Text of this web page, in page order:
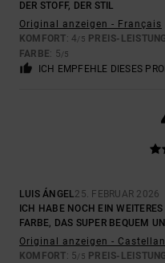
DER STOFF, DER STIL
Original anzeigen - Français
KOMFORT: 4/5 PREIS-
FARBE: 5/5
ICH EMPFEHLE DIESES
LUIS ÁNGEL25. FEBRUAR 2026
ICH HABE NOCH EIN
FARBE, DAS SUPER BEQUEM
Original anzeigen -
KOMFORT: 5/5 PREIS-